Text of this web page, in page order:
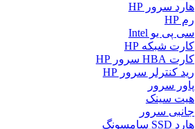
هارد سرور HP
رم HP
سی پی یو Intel
کارت شبکه HP
کارت HBA سرور HP
رید کنترلر سرور HP
پاور سرور
هیت سینک
جانبی سرور
هارد SSD سامسونگ